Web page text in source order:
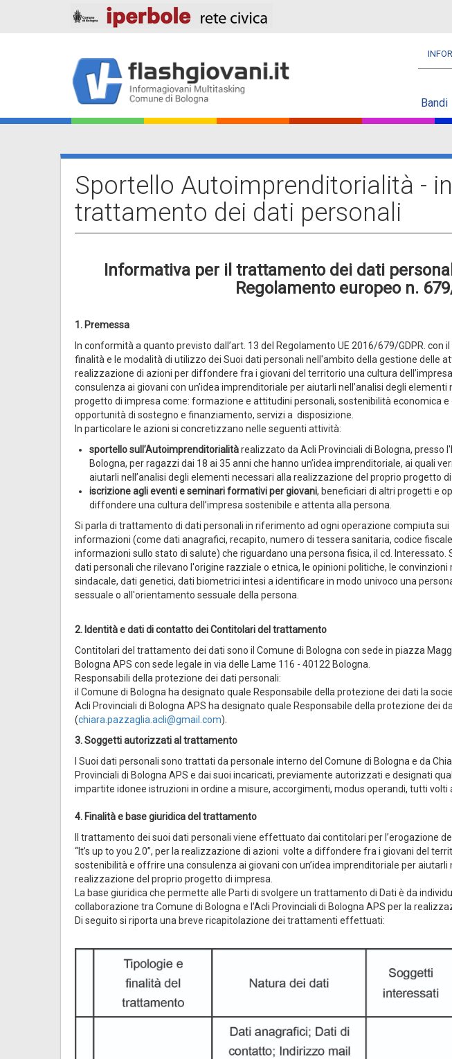
Main
navigation
Bandi
Sportello Autoimprenditorialità -
trattamento dei dati personali
Informativa per il trattamento dei dati
Regolamento europeo n.
1. Premessa
In conformità a quanto previsto dall’art. 13 del Regolamento UE 2016/679/GDPR.
finalità e le modalità di utilizzo dei Suoi dati personali nell'ambito della gestione delle
realizzazione di azioni per diffondere fra i giovani del territorio una cultura
consulenza ai giovani con un’idea imprenditoriale per aiutarli nell’analisi degli
progetto di impresa come: formazione e attitudini personali, sostenibilità economica
opportunità di sostegno e finanziamento, servizi a disposizione.
In particolare le azioni si concretizzano nelle seguenti attività:
sportello sull’Autoimprenditorialitàrealizzato da Acli Provinciali di Bologna, presso
Bologna, per ragazzi dai 18 ai 35 anni che hanno un’idea imprenditoriale, ai quali
aiutarli nell’analisi degli elementi necessari alla realizzazione del proprio progetto
iscrizione agli eventi e seminari formativi per giovani, beneficiari di altri progetti e
diffondere una cultura dell’impresa sostenibile e attenta alla persona.
Si parla di trattamento di dati personali in riferimento ad ogni operazione compiuta sui
informazioni (come dati anagrafici, recapito, numero di tessera sanitaria, codice
informazioni sullo stato di salute) che riguardano una persona fisica, il cd.
dati personali che rilevano l'origine razziale o etnica, le opinioni politiche, le
sindacale, dati genetici, dati biometrici intesi a identificare in modo univoco una
sessuale o all'orientamento sessuale della persona.
2. Identità e dati di contatto dei Contitolari del trattamento
Contitolari del trattamento dei dati sono il Comune di Bologna con sede in piazza
Bologna APS con sede legale in via delle Lame 116 - 40122 Bologna.
Responsabili della protezione dei dati personali:
il Comune di Bologna ha designato quale Responsabile della protezione dei dati la
Acli Provinciali di Bologna APS ha designato quale Responsabile della protezione dei
(chiara.pazzaglia.acli@gmail.com).
3. Soggetti autorizzati al trattamento
I Suoi dati personali sono trattati da personale interno del Comune di Bologna e da
Provinciali di Bologna APS e dai suoi incaricati, previamente autorizzati e designati
impartite idonee istruzioni in ordine a misure, accorgimenti, modus operandi, tutti volti
4. Finalità e base giuridica del trattamento
Il trattamento dei suoi dati personali viene effettuato dai contitolari per l’erogazione
“It’s up to you 2.0”, per la realizzazione di azioni volte a diffondere fra i giovani del
sostenibilità e offrire una consulenza ai giovani con un’idea imprenditoriale per aiutarli
realizzazione del proprio progetto di impresa.
La base giuridica che permette alle Parti di svolgere un trattamento di Dati è da
collaborazione tra Comune di Bologna e l’Acli Provinciali di Bologna APS per la
Di seguito si riporta una breve ricapitolazione dei trattamenti effettuati: